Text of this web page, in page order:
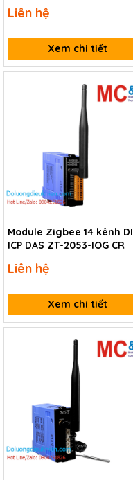
Liên hệ
Xem chi tiết
Module Zigbee 14 kênh DI
ICP DAS ZT-2053-IOG CR
Liên hệ
Xem chi tiết